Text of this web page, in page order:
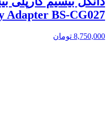
Adapter BS-CG027
8,750,000 تومان